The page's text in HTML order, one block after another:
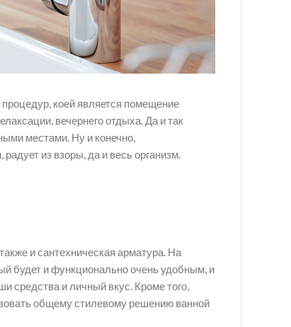
коей является помещение
вечернего отдыха. Да и так
местами. Ну и конечно,
из взоры, да и весь организм.
и сантехническая арматура. На
будет и функционально очень удобным, и
средства и личный вкус. Кроме того,
общему стилевому решению ванной